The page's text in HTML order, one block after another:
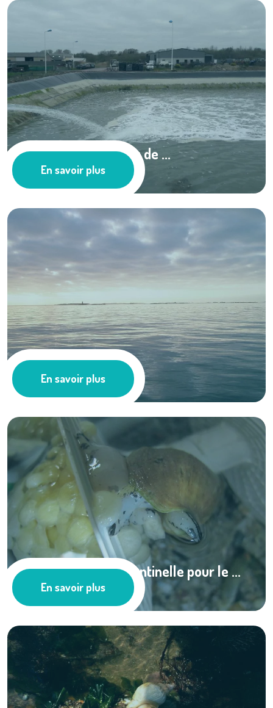
La qualité des eaux de ...
Milieu Marin
En savoir plus
Suivi HYDRONOR ...
Milieu Marin
En savoir plus
Le bulot, espèce sentinelle pour le ...
Pêche
En savoir plus